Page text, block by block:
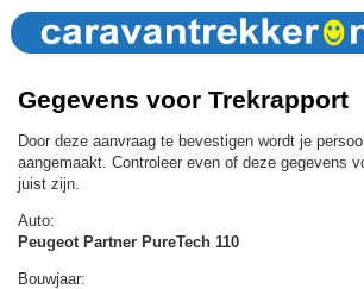
Gegevens voor Trekrapport
Door deze aanvraag te bevestigen wordt je
aangemaakt. Controleer even of deze gegevens
juist zijn.
Auto:
Peugeot Partner PureTech 110
Bouwjaar: